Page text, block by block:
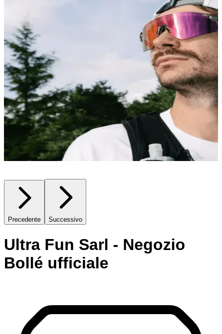
Precedente Successivo
Ultra Fun Sarl - Negozio
Bollé ufficiale